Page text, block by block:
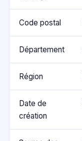
Code postal
Département
Région
Date de
création